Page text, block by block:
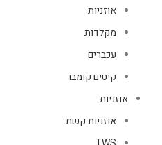
אוזניות
מקלדות
עכברים
קיטים קומבו
אוזניות
אוזניות קשת